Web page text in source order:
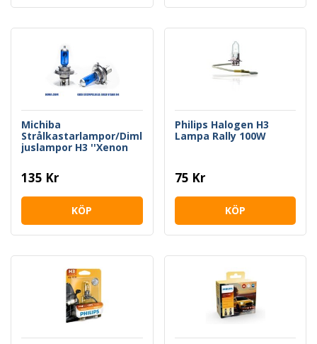
Michiba
Strålkastarlampor/Diml
juslampor H3 ''Xenon
135 Kr
KÖP
Philips Halogen H3
Lampa Rally 100W
75 Kr
KÖP